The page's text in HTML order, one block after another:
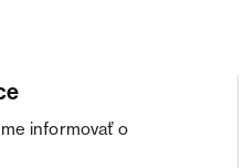
informovať o